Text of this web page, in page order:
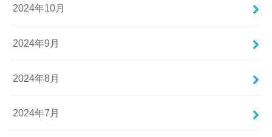
2024年10月
2024年9月
2024年8月
2024年7月